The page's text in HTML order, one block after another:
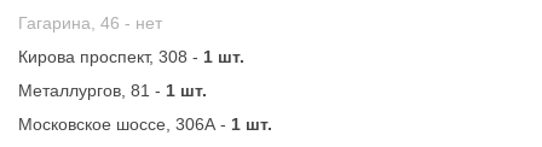
Гагарина, 46 - нет
Кирова проспект, 308 - 1 шт.
Металлургов, 81 - 1 шт.
Московское шоссе, 306А - 1 шт.